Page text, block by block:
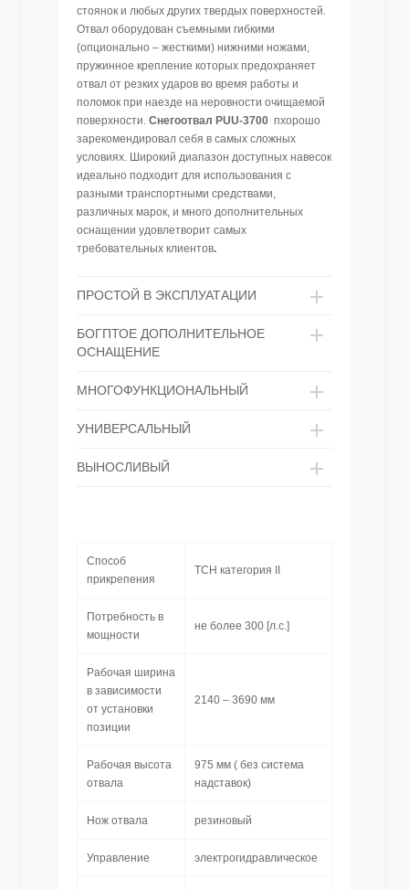
стоянок и любых других твердых поверхностей.
Отвал оборудован съемными гибкими
(опционально – жесткими) нижними ножами,
пружинное крепление которых предохраняет
отвал от резких ударов во время работы и
поломок при наезде на неровности очищаемой
поверхности. Снегоотвал PUU-3700 пхорошо
зарекомендировал себя в самых сложных
условиях. Широкий диапазон доступных навесок
идеально подходит для использования с
разными транспортными средствами,
различных марок, и много дополнительных
оснащении удовлетворит самых
требовательных клиентов.
ПРОСТОЙ В ЭКСПЛУАТАЦИИ
БОГПТОЕ ДОПОЛНИТЕЛЬНОЕ
ОСНАЩЕНИЕ
МНОГОФУНКЦИОНАЛЬНЫЙ
УНИВЕРСАЛЬНЫЙ
ВЫНОСЛИВЫЙ
Способ
прикрепения
ТСН категория II
Потребность в
мощности
не более 300 [л.с.]
Рабочая ширина
в зависимости
от установки
позиции
2140 – 3690 мм
Рабочая высота
отвала
975 мм ( без система
надставок)
Нож отвала резиновый
Управление электрогидравлическое